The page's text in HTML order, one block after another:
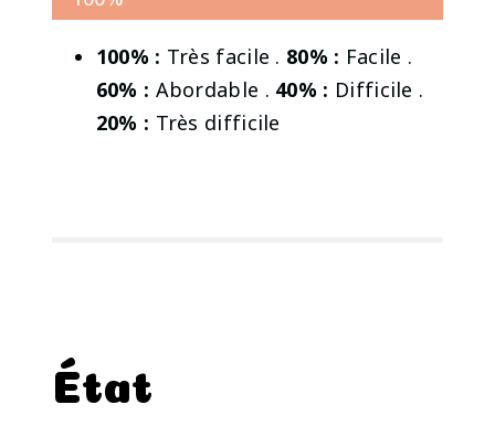
100% : Très facile . 80% : Facile .
60% : Abordable . 40% : Difficile .
20% : Très difficile
État